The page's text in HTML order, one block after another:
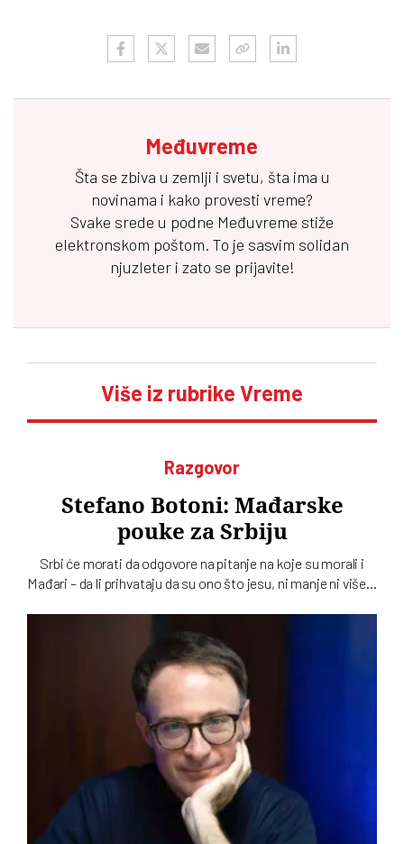
Međuvreme
Šta se zbiva u zemlji i svetu, šta ima u
novinama i kako provesti vreme?
Svake srede u podne Međuvreme stiže
elektronskom poštom. To je sasvim solidan
njuzleter i zato se prijavite!
Više iz rubrike Vreme
Razgovor
Stefano Botoni: Mađarske
pouke za Srbiju
Srbi će morati da odgovore na pitanje na koje su morali i
Mađari – da li prihvataju da su ono što jesu, ni manje ni više…
Mađarskoj